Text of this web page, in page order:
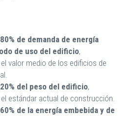
de demanda de energía
de uso del edificio,
valor medio de los edificios de
del peso del edificio,
estándar actual de construcción.
de la energía embebida y de